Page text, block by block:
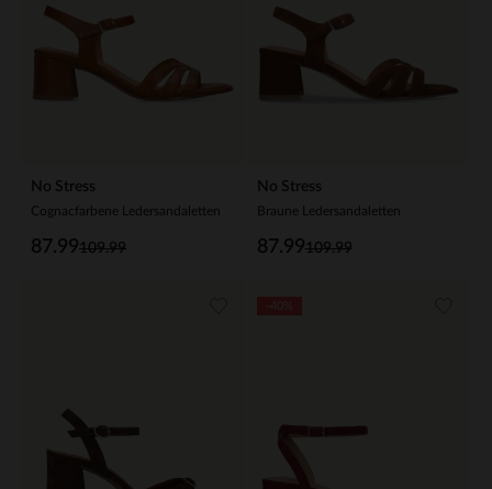
No Stress
Cognacfarbene Ledersandaletten
109.99
87.99
No Stress
Braune Ledersandaletten
109.99
87.99